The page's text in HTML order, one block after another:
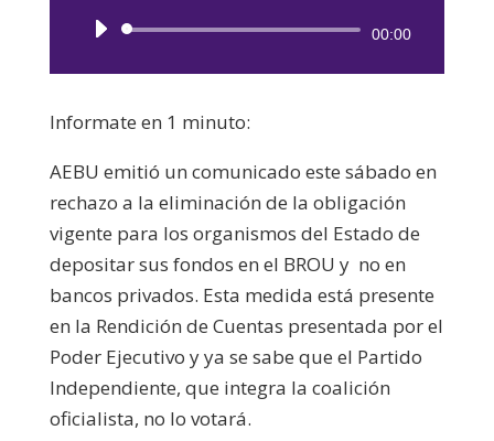
Reproductor
00:00
Informate en 1 minuto:
AEBU emitió un comunicado este sábado en
rechazo a la eliminación de la obligación
vigente para los organismos del Estado de
depositar sus fondos en el BROU y no en
bancos privados. Esta medida está presente
en la Rendición de Cuentas presentada por el
Poder Ejecutivo y ya se sabe que el Partido
Independiente, que integra la coalición
oficialista, no lo votará.